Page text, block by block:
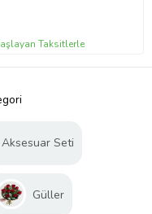
Taksitlerle
Aksesuar Seti
Güller